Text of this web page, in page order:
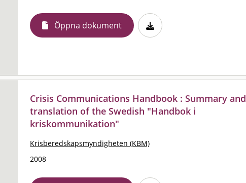
Öppna dokument
Crisis Communications Handbook : Summary and
translation of the Swedish "Handbok i
kriskommunikation"
Krisberedskapsmyndigheten (KBM)
2008